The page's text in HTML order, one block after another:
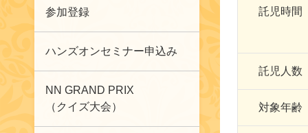
参加登録
ハンズオンセミナー申込み
NN GRAND PRIX
（クイズ大会）
託児時間
託児人数
対象年齢